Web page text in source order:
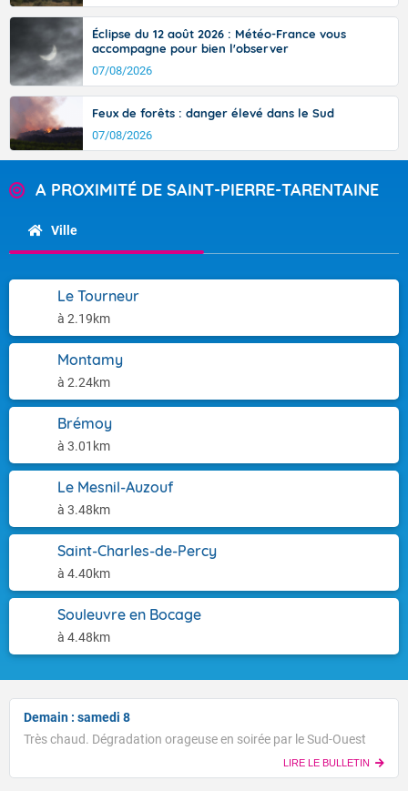
Éclipse du 12 août 2026 : Météo-France vous
accompagne pour bien l'observer
07/08/2026
Feux de forêts : danger élevé dans le Sud
07/08/2026
A PROXIMITÉ DE SAINT-PIERRE-TARENTAINE
Ville
Le Tourneur
à 2.19km
Montamy
à 2.24km
Brémoy
à 3.01km
Le Mesnil-Auzouf
à 3.48km
Saint-Charles-de-Percy
à 4.40km
Souleuvre en Bocage
à 4.48km
Demain : samedi 8
Très chaud. Dégradation orageuse en soirée par le Sud-Ouest
LIRE LE BULLETIN